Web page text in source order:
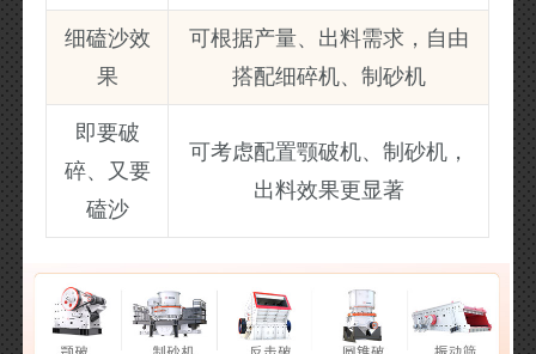
细磕沙效
果
可根据产量、出料需求，自由
搭配细碎机、制砂机
即要破
碎、又要
磕沙
可考虑配置颚破机、制砂机，
出料效果更显著